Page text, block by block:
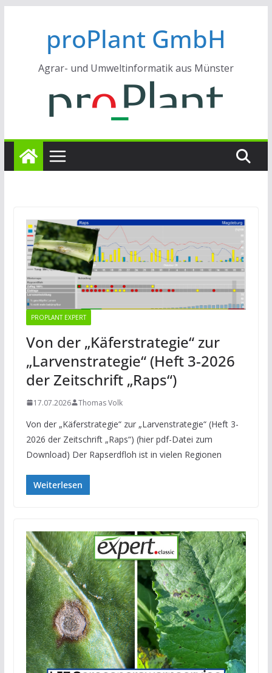
proPlant GmbH
Agrar- und Umweltinformatik aus Münster
PROPLANT EXPERT
Von der „Käferstrategie“ zur
„Larvenstrategie“ (Heft 3-2026
der Zeitschrift „Raps“)
17.07.2026 Thomas Volk
Von der „Käferstrategie“ zur „Larvenstrategie“ (Heft 3-
2026 der Zeitschrift „Raps“) (hier pdf-Datei zum
Download) Der Rapserdfloh ist in vielen Regionen
Weiterlesen